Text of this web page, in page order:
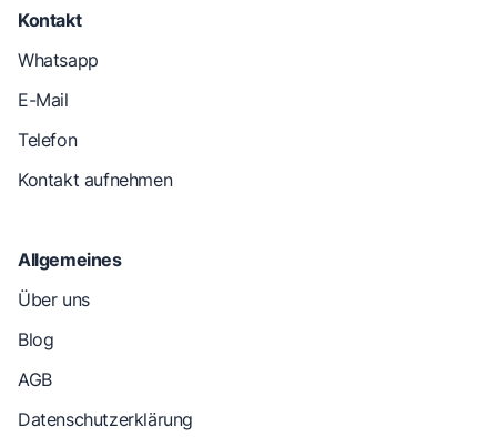
Kontakt
Whatsapp
E-Mail
Telefon
Kontakt aufnehmen
Allgemeines
Über uns
Blog
AGB
Datenschutzerklärung